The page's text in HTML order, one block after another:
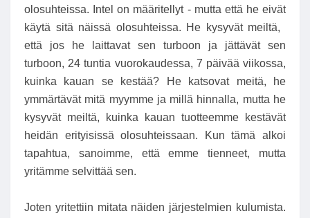
olosuhteissa. Intel on määritellyt - mutta että he eivät
käytä sitä näissä olosuhteissa. He kysyvät meiltä, ​​
että jos he laittavat sen turboon ja jättävät sen
turboon, 24 tuntia vuorokaudessa, 7 päivää viikossa,
kuinka kauan se kestää? He katsovat meitä, he
ymmärtävät mitä myymme ja millä hinnalla, mutta he
kysyvät meiltä, ​​kuinka kauan tuotteemme kestävät
heidän erityisissä olosuhteissaan. Kun tämä alkoi
tapahtua, sanoimme, että emme tienneet, mutta
yritämme selvittää sen.
Joten yritettiin mitata näiden järjestelmien kulumista.